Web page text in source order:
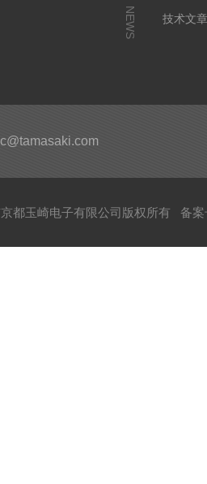
NEWS
技术文
都玉崎电子有限公司版权所有 备案